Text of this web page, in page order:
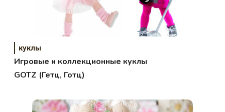
куклы
Игровые и коллекционные куклы
GOTZ (Гетц, Готц)